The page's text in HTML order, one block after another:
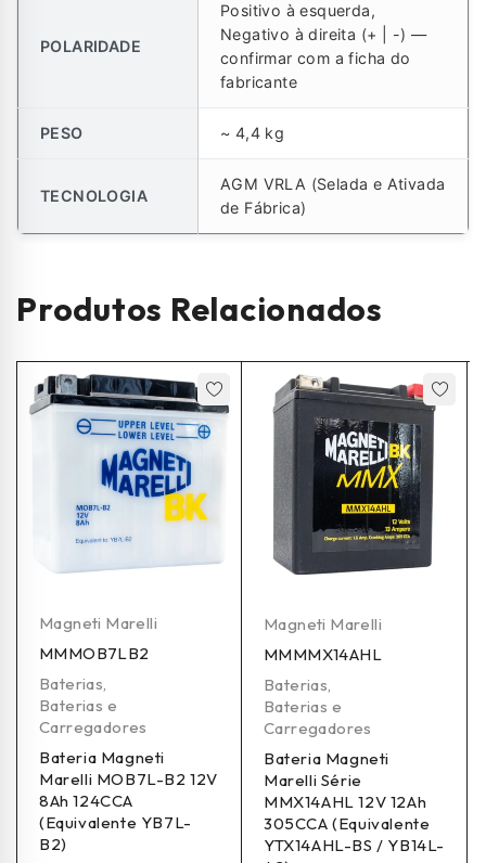
POLARIDADE
Positivo à esquerda,
Negativo à direita (+ | -) —
confirmar com a ficha do
fabricante
PESO ~ 4,4 kg
TECNOLOGIA
AGM VRLA (Selada e Ativada
de Fábrica)
Produtos Relacionados
Magneti Marelli
MMMOB7LB2
Baterias,
Baterias e
Carregadores
Bateria Magneti
Marelli MOB7L-B2 12V
8Ah 124CCA
(Equivalente YB7L-
B2)
Magneti Marelli
MMMMX14AHL
Baterias,
Baterias e
Carregadores
Bateria Magneti
Marelli Série
MMX14AHL 12V 12Ah
305CCA (Equivalente
YTX14AHL-BS / YB14L-